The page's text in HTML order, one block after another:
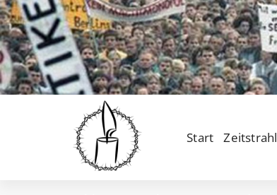
Zum
Inhalt
springen
Start Zeitstrahl